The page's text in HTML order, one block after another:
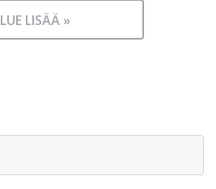
LUE LISÄÄ »